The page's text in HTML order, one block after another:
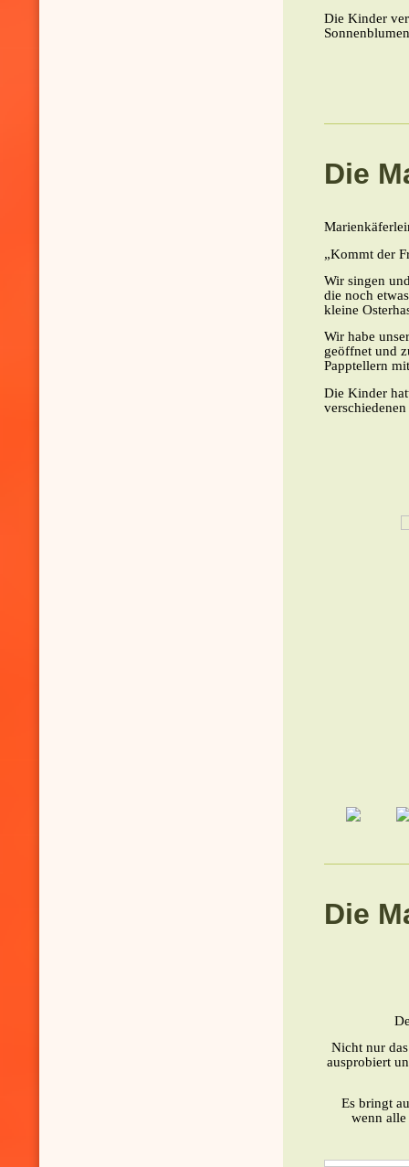
Die Kinder
Die
„Kommt der
Wir singen
die noch
kleine
Wir habe
geöffnet und
Papptellern
Die Kinder
Die
Nicht nur
ausprobiert
Es bringt
wenn